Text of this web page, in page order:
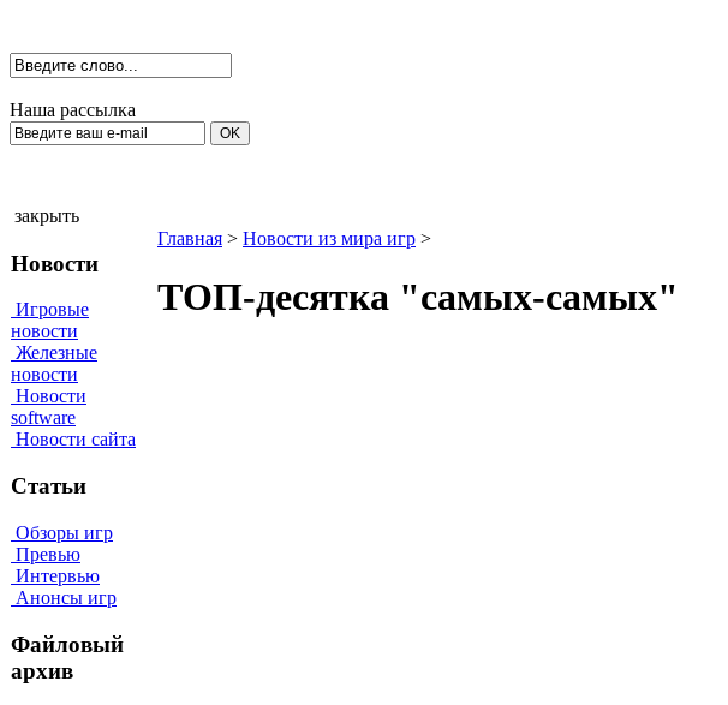
Наша рассылка
закрыть
Новости
Игровые
новости
Железные
новости
Новости
software
Новости сайта
Статьи
Обзоры игр
Превью
Интервью
Анонсы игр
Файловый
архив
Главная > Новости из мира игр >
ТОП-десятка "самых-самых"